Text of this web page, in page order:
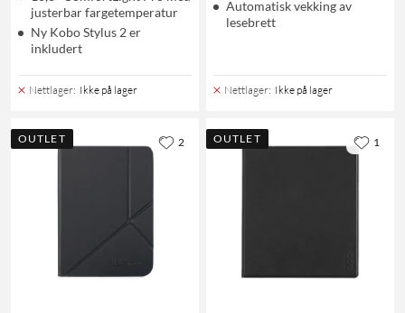
justerbar fargetemperatur
Ny Kobo Stylus 2 er
inkludert
Nettlager: Ikke på lager
Automatisk vekking av
lesebrett
Nettlager: Ikke på lager
OUTLET 2 OUTLET 1